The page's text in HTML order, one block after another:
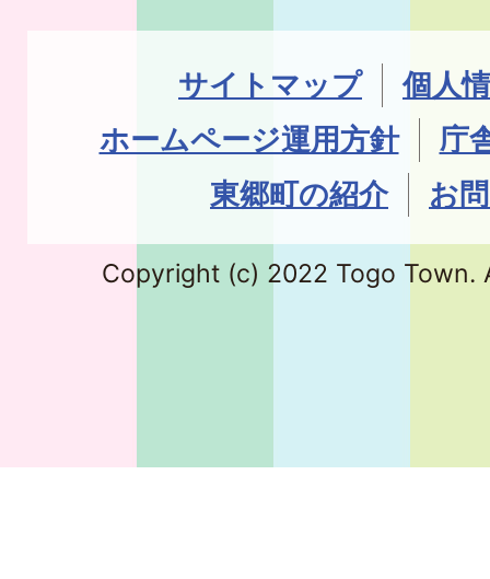
サイトマップ
個人
ホームページ運用方針
庁
東郷町の紹介
お
Copyright (c) 2022 Togo Town.